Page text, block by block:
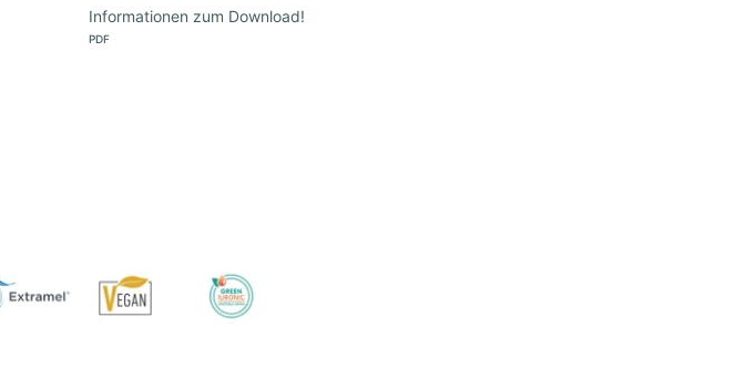
Informationen zum Download!
PDF